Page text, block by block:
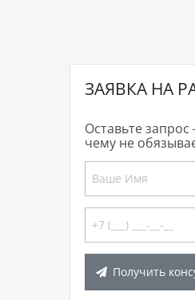
ЗАЯВКА НА
Оставьте
чему не
Получить